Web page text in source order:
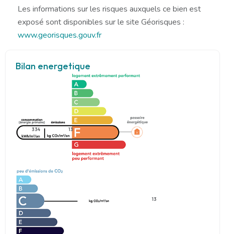
Les informations sur les risques auxquels ce bien est
exposé sont disponibles sur le site Géorisques :
www.georisques.gouv.fr
Bilan energetique
334 13
13